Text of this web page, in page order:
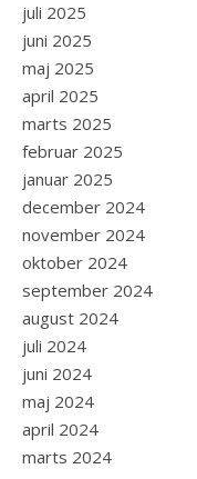
juli 2025
juni 2025
maj 2025
april 2025
marts 2025
februar 2025
januar 2025
december 2024
november 2024
oktober 2024
september 2024
august 2024
juli 2024
juni 2024
maj 2024
april 2024
marts 2024